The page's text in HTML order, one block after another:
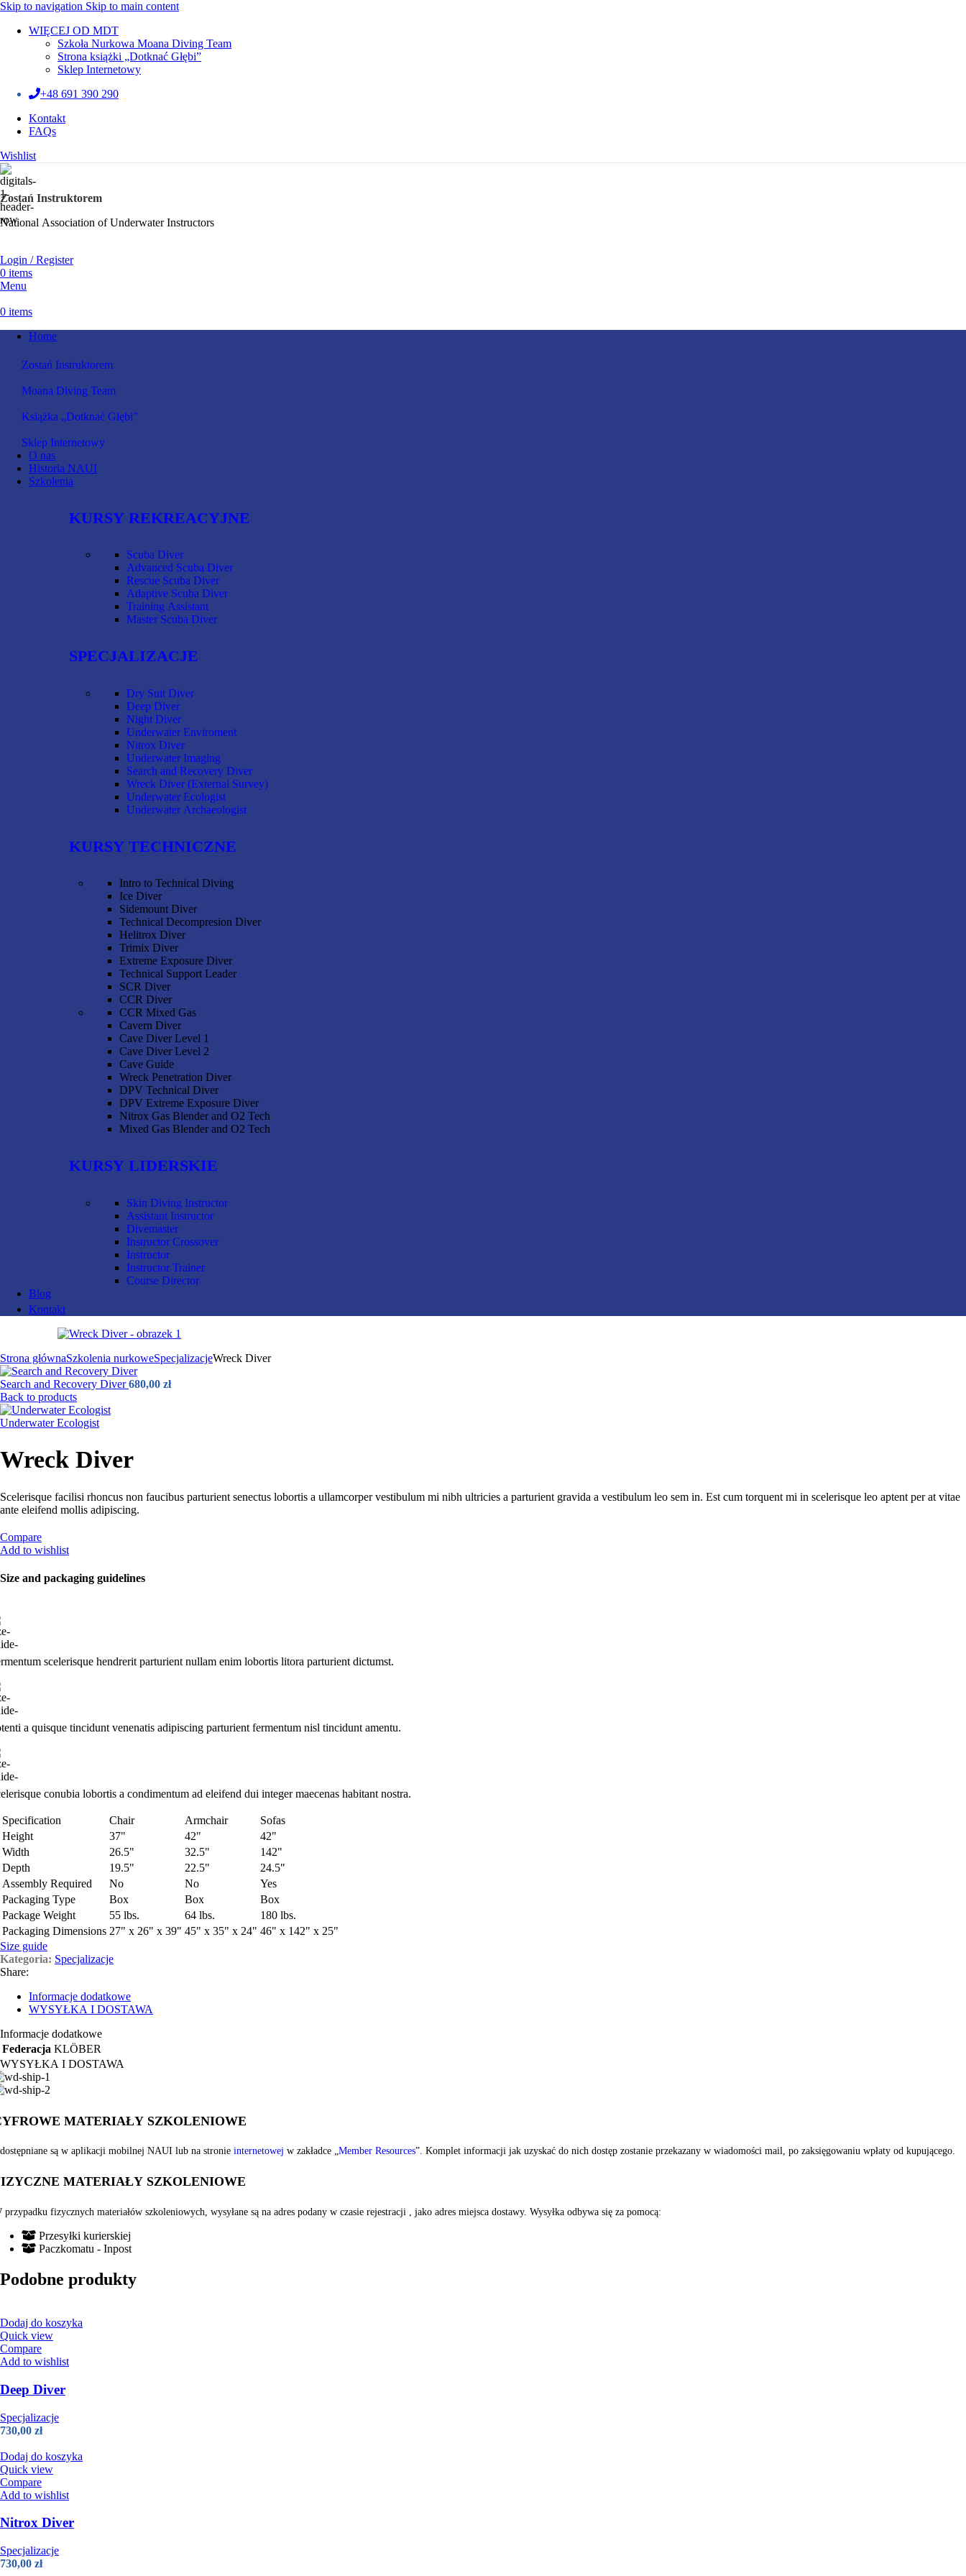
Skip to navigation Skip to main content
WIĘCEJ OD MDT
Szkoła Nurkowa Moana Diving Team
Strona książki „Dotknać Głębi”
Sklep Internetowy
+48 691 390 290
Kontakt
FAQs
Wishlist
Zostań Instruktorem
National Association of Underwater Instructors
Login / Register
0 items
Menu
0 items
Home
Zostań Instruktorem
Moana Diving Team
Książka „Dotknać Głębi”
Sklep Internetowy
O nas
Historia NAUI
Szkolenia
KURSY REKREACYJNE
Scuba Diver
Advanced Scuba Diver
Rescue Scuba Diver
Adaptive Scuba Diver
Training Assistant
Master Scuba Diver
SPECJALIZACJE
Dry Suit Diver
Deep Diver
Night Diver
Underwater Enviroment
Nitrox Diver
Underwater Imaging
Search and Recovery Diver
Wreck Diver (External Survey)
Underwater Ecologist
Underwater Archaeologist
KURSY TECHNICZNE
Intro to Technical Diving
Ice Diver
Sidemount Diver
Technical Decompresion Diver
Helitrox Diver
Trimix Diver
Extreme Exposure Diver
Technical Support Leader
SCR Diver
CCR Diver
CCR Mixed Gas
Cavern Diver
Cave Diver Level 1
Cave Diver Level 2
Cave Guide
Wreck Penetration Diver
DPV Technical Diver
DPV Extreme Exposure Diver
Nitrox Gas Blender and O2 Tech
Mixed Gas Blender and O2 Tech
KURSY LIDERSKIE
Skin Diving Instructor
Assistant Instructor
Divemaster
Instructor Crossover
Instructor
Instructor Trainer
Course Director
Blog
Kontakt
Strona głównaSzkolenia nurkoweSpecjalizacjeWreck Diver
Search and Recovery Diver680,00 zł
Back to products
Underwater Ecologist
Wreck Diver
Scelerisque facilisi rhoncus non faucibus parturient senectus lobortis a ullamcorper vestibulum mi nibh ultricies a parturient gravida a vestibulum leo sem in. Est cum torquent mi in scelerisque leo aptent per at vitae
ante eleifend mollis adipiscing.
Compare
Add to wishlist
Size and packaging guidelines
scelerisque hendrerit parturient nullam enim lobortis litora parturient dictumst.
a quisque tincidunt venenatis adipiscing parturient fermentum nisl tincidunt amentu.
conubia lobortis a condimentum ad eleifend dui integer maecenas habitant nostra.
Specification Chair Armchair
Sofas
Height
37" 42"
42"
Width
26.5" 32.5"
142"
Depth
19.5" 22.5"
24.5"
Assembly Required
No No
Yes
Packaging Type
Box Box
Box
Package Weight
55 lbs. 64 lbs.
180 lbs.
Packaging Dimensions 27" x 26" x 39" 45" x 35" x 24" 46" x 142" x 25"
Size guide
Kategoria: Specjalizacje
Share:
Informacje dodatkowe
WYSYŁKA I DOSTAWA
Informacje dodatkowe
Federacja KLÖBER
WYSYŁKA I DOSTAWA
MATERIAŁY SZKOLENIOWE
są w aplikacji mobilnej NAUI lub na stronie internetowej w zakładce „Member Resources”. Komplet informacji jak uzyskać do nich dostęp zostanie przekazany w wiadomości mail, po zaksięgowaniu wpłaty od kupującego.
MATERIAŁY SZKOLENIOWE
przypadku fizycznych materiałów szkoleniowych, wysyłane są na adres podany w czasie rejestracji , jako adres miejsca dostawy. Wysyłka odbywa się za pomocą:
Przesyłki kurierskiej
Paczkomatu - Inpost
Podobne produkty
Dodaj do koszyka
Quick view
Compare
Add to wishlist
Deep Diver
Specjalizacje
730,00 zł
Dodaj do koszyka
Quick view
Compare
Add to wishlist
Nitrox Diver
Specjalizacje
730,00 zł